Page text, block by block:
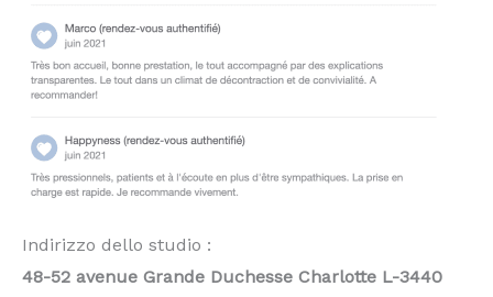
Indirizzo dello studio :
48-52 avenue Grande Duchesse Charlotte L-3440